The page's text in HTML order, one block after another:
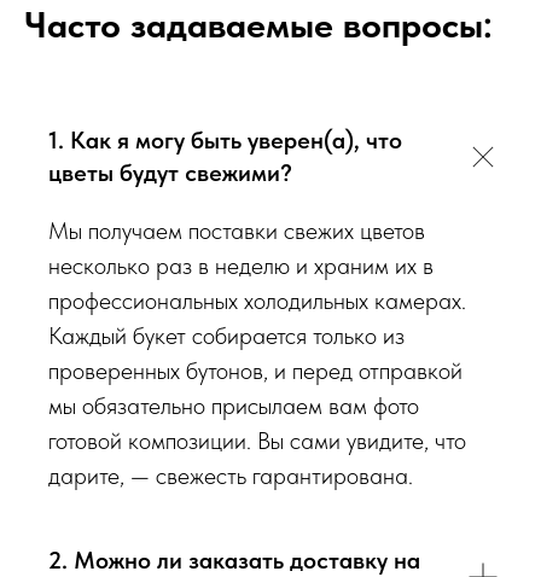
неудобно переносить в тесном лифте — стоит уточнить у
получателя, куда её удобнее занести.
Часто задаваемые вопросы:
1. Как я могу быть уверен(а), что
цветы будут свежими?
Мы получаем поставки свежих цветов
несколько раз в неделю и храним их в
профессиональных холодильных камерах.
Каждый букет собирается только из
проверенных бутонов, и перед отправкой
мы обязательно присылаем вам фото
готовой композиции. Вы сами увидите, что
дарите, — свежесть гарантирована.
2. Можно ли заказать доставку на